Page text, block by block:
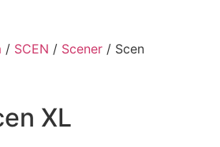
/ SCEN / Scener / Scen
XL